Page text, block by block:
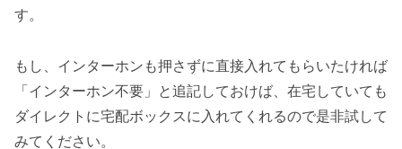
す。
もし、インターホンも押さずに直接入れてもらいたければ
「インターホン不要」と追記しておけば、在宅していても
ダイレクトに宅配ボックスに入れてくれるので是非試して
みてください。